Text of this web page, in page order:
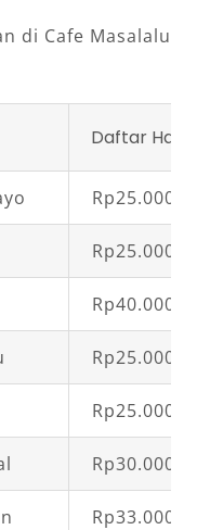
di Cafe Masalalu
Daftar